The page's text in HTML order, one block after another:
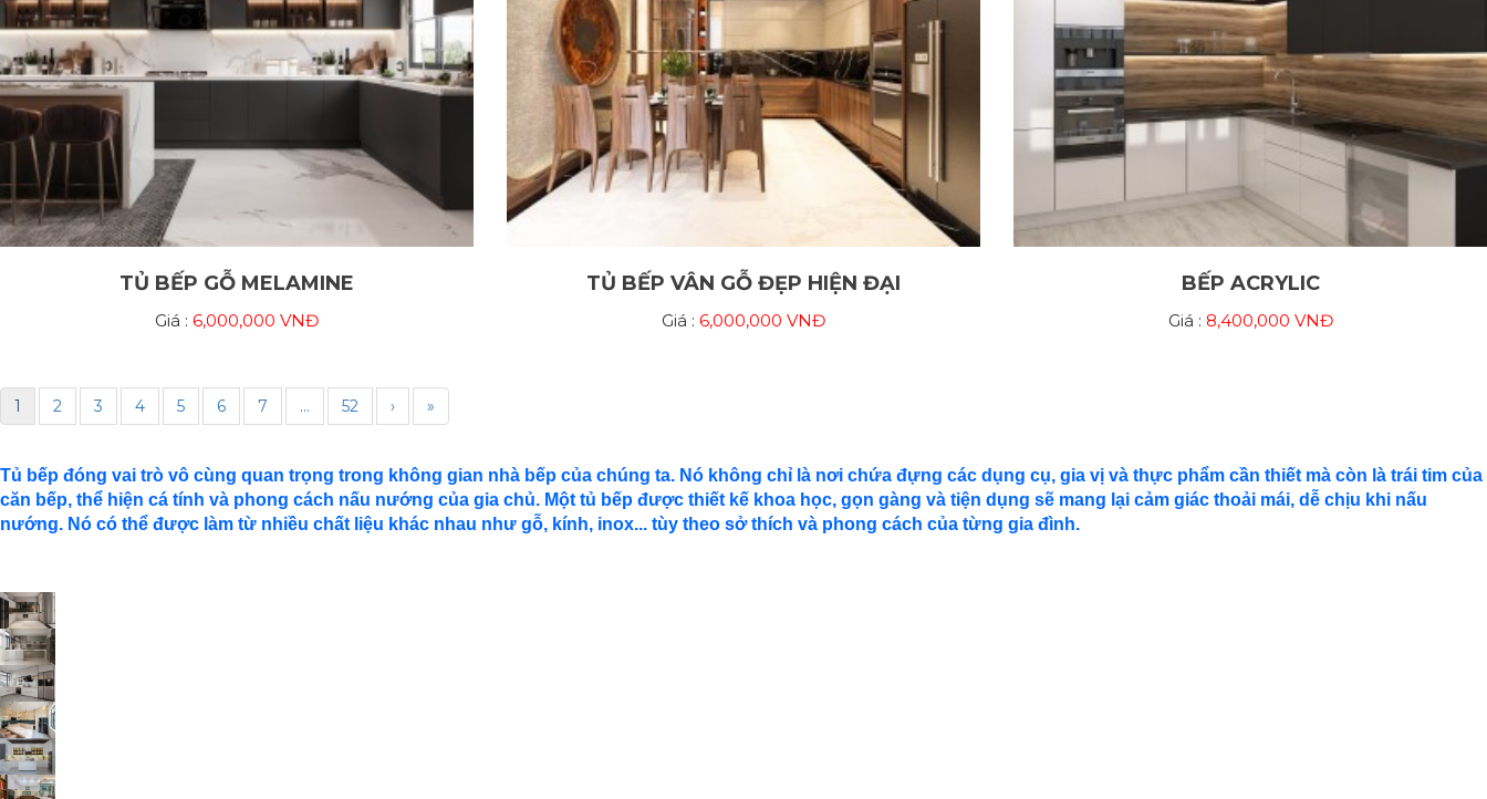
TỦ BẾP GỖ MELAMINE
Giá : 6,000,000 VNĐ
TỦ BẾP VÂN GỖ ĐẸP HIỆN ĐẠI
Giá : 6,000,000 VNĐ
BẾP ACRYLIC
Giá : 8,400,000 VNĐ
1 2 3 4 5 6 7 ... 52 › »
Tủ bếp đóng vai trò vô cùng quan trọng trong không gian nhà bếp của chúng ta. Nó không chỉ là nơi chứa đựng các dụng cụ, gia vị và thực phẩm cần thiết mà còn là trái tim của
căn bếp, thể hiện cá tính và phong cách nấu nướng của gia chủ. Một tủ bếp được thiết kế khoa học, gọn gàng và tiện dụng sẽ mang lại cảm giác thoải mái, dễ chịu khi nấu
nướng. Nó có thể được làm từ nhiều chất liệu khác nhau như gỗ, kính, inox... tùy theo sở thích và phong cách của từng gia đình.